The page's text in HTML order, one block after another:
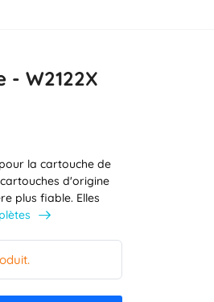
- W2122X
la cartouche de
d'origine
plus fiable. Elles